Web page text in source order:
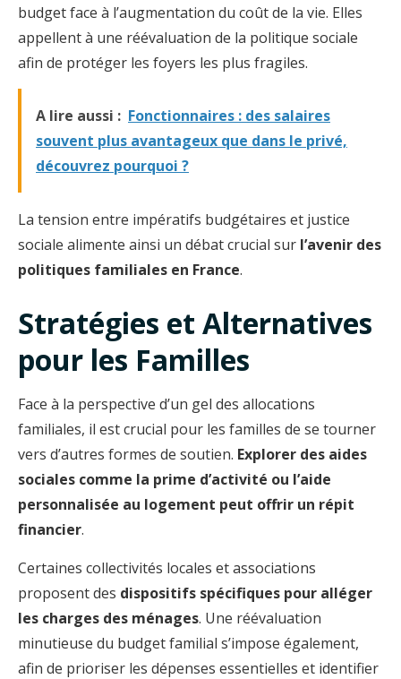
budget face à l’augmentation du coût de la vie. Elles
appellent à une réévaluation de la politique sociale
afin de protéger les foyers les plus fragiles.
A lire aussi : Fonctionnaires : des salaires
souvent plus avantageux que dans le privé,
découvrez pourquoi ?
La tension entre impératifs budgétaires et justice
sociale alimente ainsi un débat crucial sur l’avenir des
politiques familiales en France.
Stratégies et Alternatives
pour les Familles
Face à la perspective d’un gel des allocations
familiales, il est crucial pour les familles de se tourner
vers d’autres formes de soutien. Explorer des aides
sociales comme la prime d’activité ou l’aide
personnalisée au logement peut offrir un répit
financier.
Certaines collectivités locales et associations
proposent des dispositifs spécifiques pour alléger
les charges des ménages. Une réévaluation
minutieuse du budget familial s’impose également,
afin de prioriser les dépenses essentielles et identifier